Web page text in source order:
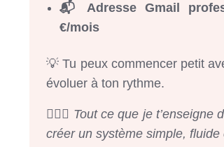
📬 Adresse Gmail
€/mois
💡 Tu peux commencer petit
évoluer à ton rythme.
🧘🏻‍♀️ Tout ce que je
créer un système simple,